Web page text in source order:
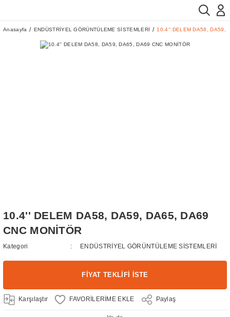
Anasayfa ENDÜSTRİYEL GÖRÜNTÜLEME SİSTEMLERİ 10.4'' DELEM DA58, DA59,
10.4'' DELEM DA58, DA59, DA65, DA69
CNC MONİTÖR
Kategori ENDÜSTRİYEL GÖRÜNTÜLEME SİSTEMLERİ
FİYAT TEKLİFİ İSTE
Karşılaştır Paylaş